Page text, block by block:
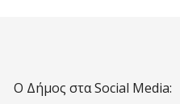
Ο Δήμος στα Social Media: